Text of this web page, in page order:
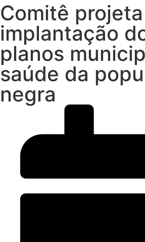
Comitê projeta
implantação
planos
saúde da
negra